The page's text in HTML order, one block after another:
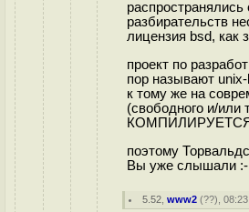
разбирательств
лицензия bsd, как
проект по
пор называют unix-
к тому же на
(свободного и/
поэтому
Вы уже слышали :-
5.52 ,www2 (??),